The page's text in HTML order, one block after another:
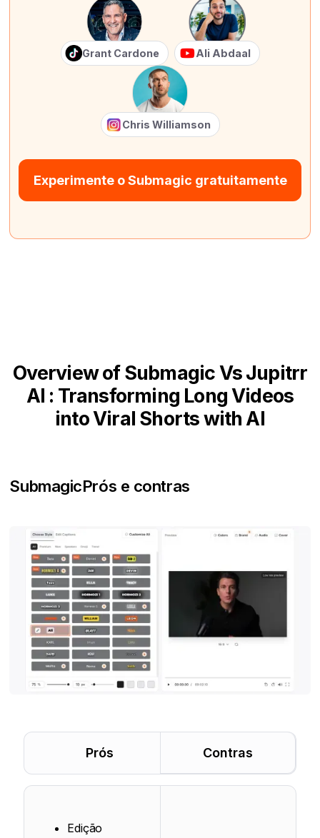
Grant Cardone Ali Abdaal
Chris Williamson
Experimente o Submagic gratuitamente
Overview of Submagic Vs Jupitrr
AI : Transforming Long Videos
into Viral Shorts with AI
SubmagicPrós e contras
Prós Contras
Edição